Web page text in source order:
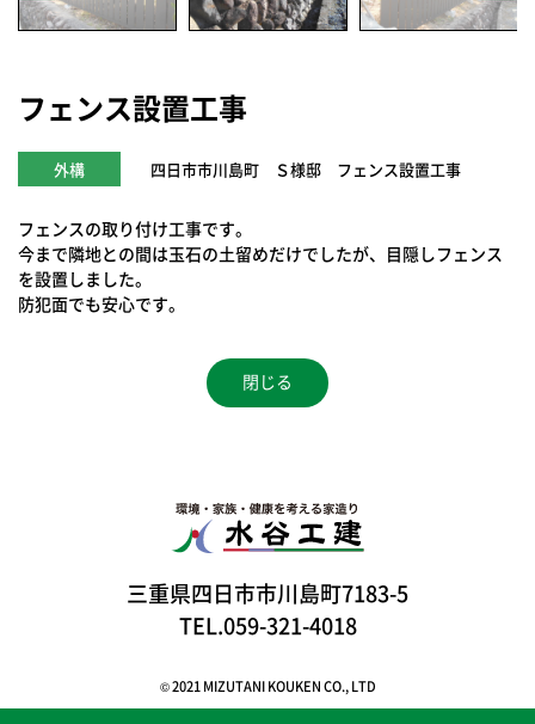
フェンス設置工事
外構 四日市市川島町 Ｓ様邸 フェンス設置工事
フェンスの取り付け工事です。
今まで隣地との間は玉石の土留めだけでしたが、目隠しフェンス
を設置しました。
防犯面でも安心です。
閉じる
三重県四日市市川島町7183-5
TEL.059-321-4018
© 2021 MIZUTANI KOUKEN CO., LTD